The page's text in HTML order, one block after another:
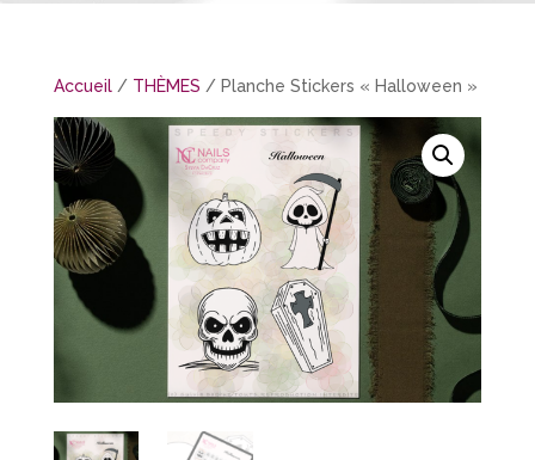
Accueil/ THÈMES / Planche Stickers « Halloween »